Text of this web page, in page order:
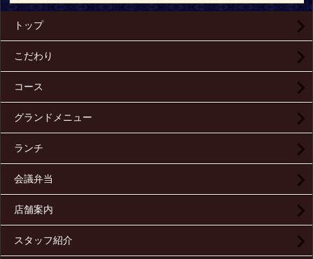
トップ
こだわり
コース
グランドメニュー
ランチ
会議弁当
店舗案内
スタッフ紹介